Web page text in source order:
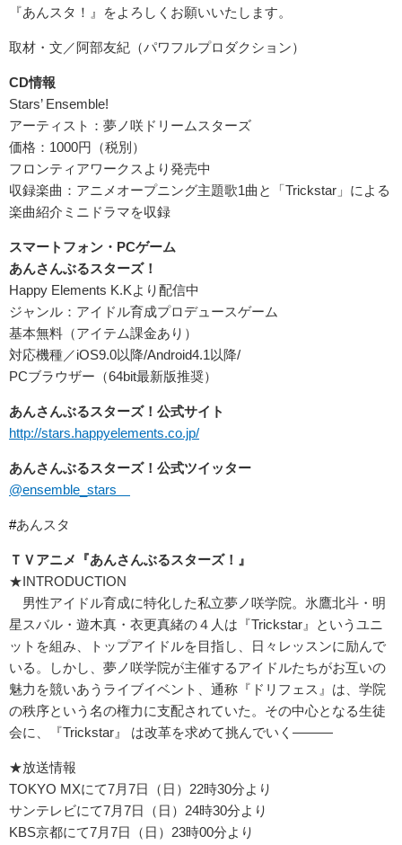
『あんスタ！』をよろしくお願いいたします。
取材・文／阿部友紀（パワフルプロダクション）
CD情報
Stars’ Ensemble!
アーティスト：夢ノ咲ドリームスターズ
価格：1000円（税別）
フロンティアワークスより発売中
収録楽曲：アニメオープニング主題歌1曲と「Trickstar」による
楽曲紹介ミニドラマを収録
スマートフォン・PCゲーム
あんさんぶるスターズ！
Happy Elements K.Kより配信中
ジャンル：アイドル育成プロデュースゲーム
基本無料（アイテム課金あり）
対応機種／iOS9.0以降/Android4.1以降/
PCブラウザー（64bit最新版推奨）
あんさんぶるスターズ！公式サイト
http://stars.happyelements.co.jp/
あんさんぶるスターズ！公式ツイッター
@ensemble_stars
#あんスタ
ＴＶアニメ『あんさんぶるスターズ！』
★INTRODUCTION
男性アイドル育成に特化した私立夢ノ咲学院。氷鷹北斗・明
星スバル・遊木真・衣更真緒の４人は『Trickstar』というユニ
ットを組み、トップアイドルを目指し、日々レッスンに励んで
いる。しかし、夢ノ咲学院が主催するアイドルたちがお互いの
魅力を競いあうライブイベント、通称『ドリフェス』は、学院
の秩序という名の権力に支配されていた。その中心となる生徒
会に、『Trickstar』 は改革を求めて挑んでいく―――
★放送情報
TOKYO MXにて7月7日（日）22時30分より
サンテレビにて7月7日（日）24時30分より
KBS京都にて7月7日（日）23時00分より